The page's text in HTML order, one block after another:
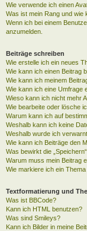
Wie verwende ich einen
Was ist mein Rang und wie
Wenn ich bei einem
anzumelden.
Beiträge schreiben
Wie erstelle ich ein neues
Wie kann ich einen Beitrag
Wie kann ich meinem
Wie kann ich eine Umfrage
Wieso kann ich nicht mehr
Wie bearbeite oder lösche
Warum kann ich auf
Weshalb kann ich keine
Weshalb wurde ich
Wie kann ich Beiträge den
Was bewirkt die
Warum muss mein Beitrag
Wie markiere ich ein
Textformatierung und
Was ist BBCode?
Kann ich HTML benutzen?
Was sind Smileys?
Kann ich Bilder in meine